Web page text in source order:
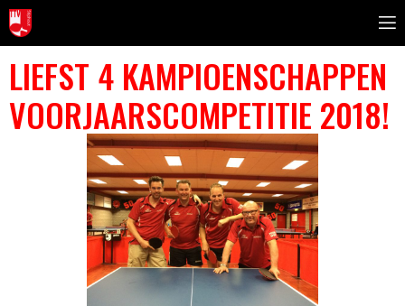
LIEFST 4 KAMPIOENSCHAPPEN
VOORJAARSCOMPETITIE 2018!